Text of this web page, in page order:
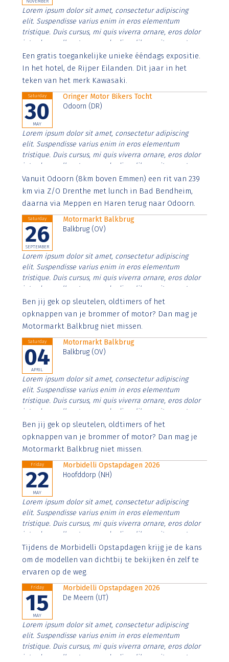
NOVEMBER
Lorem ipsum dolor sit amet, consectetur adipiscing
elit. Suspendisse varius enim in eros elementum
tristique. Duis cursus, mi quis viverra ornare, eros dolor
interdum nulla, ut commodo diam libero vitae erat.
Aenean faucibus nibh et justo cursus id rutrum lorem
imperdiet. Nunc ut sem vitae risus tristique posuere.
Een gratis toegankelijke unieke ééndags expositie.
In het hotel, de Rijper Eilanden. Dit jaar in het
teken van het merk Kawasaki.
Saturday
30
MAY
Oringer Motor Bikers Tocht
Odoorn (DR)
Lorem ipsum dolor sit amet, consectetur adipiscing
elit. Suspendisse varius enim in eros elementum
tristique. Duis cursus, mi quis viverra ornare, eros dolor
interdum nulla, ut commodo diam libero vitae erat.
Aenean faucibus nibh et justo cursus id rutrum lorem
imperdiet. Nunc ut sem vitae risus tristique posuere.
Vanuit Odoorn (8km boven Emmen) een rit van 239
km via Z/O Drenthe met lunch in Bad Bendheim,
daarna via Meppen en Haren terug naar Odoorn.
Saturday
26
SEPTEMBER
Motormarkt Balkbrug
Balkbrug (OV)
Lorem ipsum dolor sit amet, consectetur adipiscing
elit. Suspendisse varius enim in eros elementum
tristique. Duis cursus, mi quis viverra ornare, eros dolor
interdum nulla, ut commodo diam libero vitae erat.
Aenean faucibus nibh et justo cursus id rutrum lorem
imperdiet. Nunc ut sem vitae risus tristique posuere.
Ben jij gek op sleutelen, oldtimers of het
opknappen van je brommer of motor? Dan mag je
Motormarkt Balkbrug niet missen.
Saturday
04
APRIL
Motormarkt Balkbrug
Balkbrug (OV)
Lorem ipsum dolor sit amet, consectetur adipiscing
elit. Suspendisse varius enim in eros elementum
tristique. Duis cursus, mi quis viverra ornare, eros dolor
interdum nulla, ut commodo diam libero vitae erat.
Aenean faucibus nibh et justo cursus id rutrum lorem
imperdiet. Nunc ut sem vitae risus tristique posuere.
Ben jij gek op sleutelen, oldtimers of het
opknappen van je brommer of motor? Dan mag je
Motormarkt Balkbrug niet missen.
Friday
22
MAY
Morbidelli Opstapdagen 2026
Hoofddorp (NH)
Lorem ipsum dolor sit amet, consectetur adipiscing
elit. Suspendisse varius enim in eros elementum
tristique. Duis cursus, mi quis viverra ornare, eros dolor
interdum nulla, ut commodo diam libero vitae erat.
Aenean faucibus nibh et justo cursus id rutrum lorem
imperdiet. Nunc ut sem vitae risus tristique posuere.
Tijdens de Morbidelli Opstapdagen krijg je de kans
om de modellen van dichtbij te bekijken én zelf te
ervaren op de weg.
Friday
15
MAY
Morbidelli Opstapdagen 2026
De Meern (UT)
Lorem ipsum dolor sit amet, consectetur adipiscing
elit. Suspendisse varius enim in eros elementum
tristique. Duis cursus, mi quis viverra ornare, eros dolor
interdum nulla, ut commodo diam libero vitae erat.